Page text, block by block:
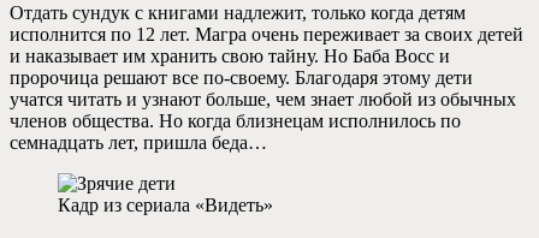
Отдать сундук с книгами надлежит, только когда детям
исполнится по 12 лет. Магра очень переживает за своих детей
и наказывает им хранить свою тайну. Но Баба Восс и
пророчица решают все по-своему. Благодаря этому дети
учатся читать и узнают больше, чем знает любой из обычных
членов общества. Но когда близнецам исполнилось по
семнадцать лет, пришла беда…
Кадр из сериала «Видеть»